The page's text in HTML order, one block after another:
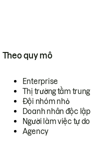
Theo quy mô
Enterprise
Thị trường tầm trung
Đội nhóm nhỏ
Doanh nhân độc lập
Người làm việc tự do
Agency